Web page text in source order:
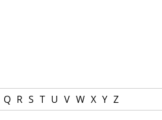
Q R S T U V W X Y Z